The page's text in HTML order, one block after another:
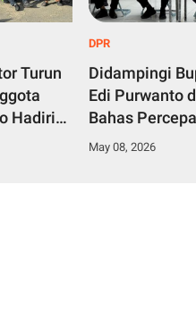
Turun
Hadiri
Driver
DPR
Didampingi
Edi Purwanto
Bahas
Perbaikan
May 08, 2026